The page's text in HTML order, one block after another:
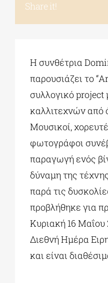
ΕΚΠΑΙΔΕΥΤΙΚΑ ΙΔΡΥΜΑΤΑ
ΠΟΛΙΤΙΣΤΙΚΟΙ ΦΟΡΕΙΣ
ΧΩΡΟΙ ΤΕΧΝΗΣ
ΕΚΔΗΛΩΣΕΙΣ
Share it!
Η συνθέτρια
παρουσιάζει το
συλλογικό project
καλλιτεχνών από
Μουσικοί,
φωτογράφοι
παραγωγή ενός
δύναμη της
παρά τις
προβλήθηκε για
Κυριακή 16
Διεθνή Ημέρα
και είναι